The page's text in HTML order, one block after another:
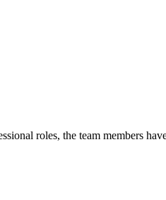
roles, the team members
SDI været en central del i